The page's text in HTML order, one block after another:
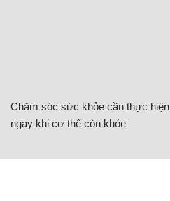
Chăm sóc sức khỏe cần thực hiện
ngay khi cơ thể còn khỏe